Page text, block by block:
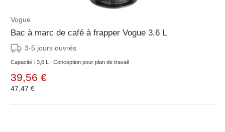
Vogue
Bac à marc de café à frapper Vogue 3,6 L
3-5 jours ouvrés
Capacité : 3,6 L | Conception pour plan de travail
39,56 €
47,47 €